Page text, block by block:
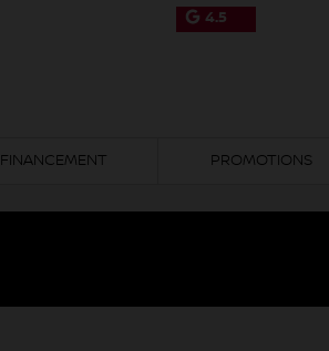
4.5
FINANCEMENT PROMOTIONS